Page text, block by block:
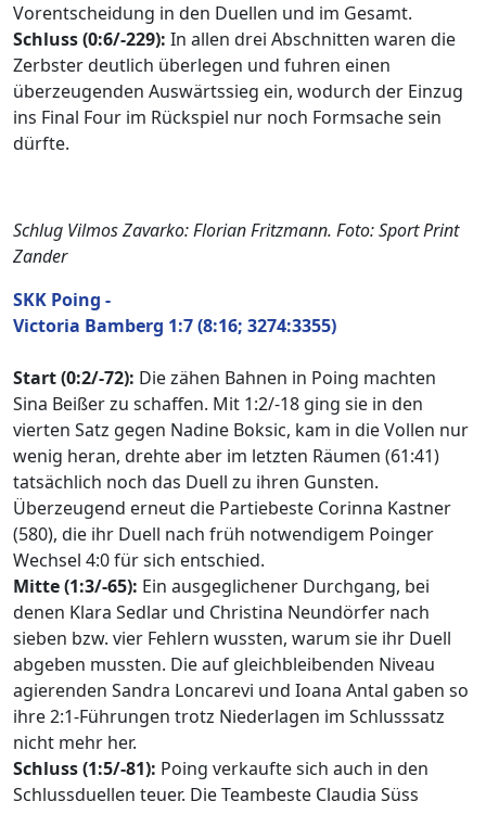
Vorentscheidung in den Duellen und im Gesamt.
Schluss (0:6/-229): In allen drei Abschnitten waren die
Zerbster deutlich überlegen und fuhren einen
überzeugenden Auswärtssieg ein, wodurch der Einzug
ins Final Four im Rückspiel nur noch Formsache sein
dürfte.
Schlug Vilmos Zavarko: Florian Fritzmann. Foto: Sport Print
Zander
SKK Poing -
Victoria Bamberg 1:7 (8:16; 3274:3355)
Start (0:2/-72): Die zähen Bahnen in Poing machten
Sina Beißer zu schaffen. Mit 1:2/-18 ging sie in den
vierten Satz gegen Nadine Boksic, kam in die Vollen nur
wenig heran, drehte aber im letzten Räumen (61:41)
tatsächlich noch das Duell zu ihren Gunsten.
Überzeugend erneut die Partiebeste Corinna Kastner
(580), die ihr Duell nach früh notwendigem Poinger
Wechsel 4:0 für sich entschied.
Mitte (1:3/-65): Ein ausgeglichener Durchgang, bei
denen Klara Sedlar und Christina Neundörfer nach
sieben bzw. vier Fehlern wussten, warum sie ihr Duell
abgeben mussten. Die auf gleichbleibenden Niveau
agierenden Sandra Loncarevi und Ioana Antal gaben so
ihre 2:1-Führungen trotz Niederlagen im Schlusssatz
nicht mehr her.
Schluss (1:5/-81): Poing verkaufte sich auch in den
Schlussduellen teuer. Die Teambeste Claudia Süss